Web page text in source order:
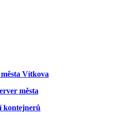
Vítkova
města
kontejnerů